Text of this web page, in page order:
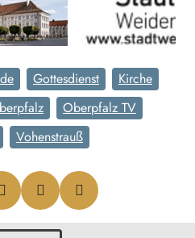
Gottesdienst
Kirche
Oberpfalz TV
Vohenstrauß